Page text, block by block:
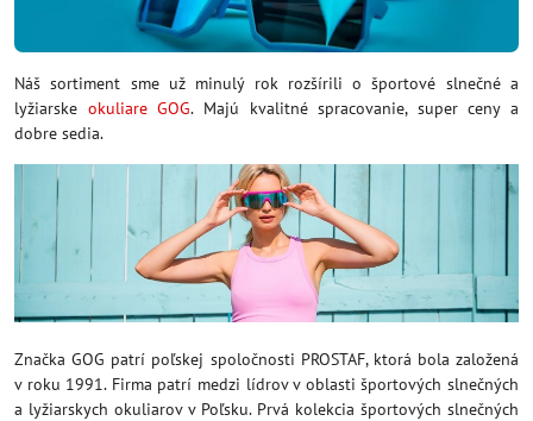
Náš sortiment sme už minulý rok rozšírili o športové slnečné a
lyžiarske okuliare GOG. Majú kvalitné spracovanie, super ceny a
dobre sedia.
Značka GOG patrí poľskej spoločnosti PROSTAF, ktorá bola založená
v roku 1991. Firma patrí medzi lídrov v oblasti športových slnečných
a lyžiarskych okuliarov v Poľsku. Prvá kolekcia športových slnečných